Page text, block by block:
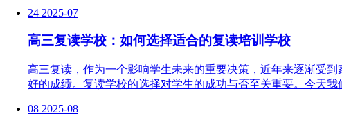
24 2025-07
高三复读学校：如何选择适合的复读培训学校
高三复读，作为一个影响学生未来的重要决策，近年来逐渐受
好的成绩。复读学校的选择对学生的成功与否至关重要。今天
08 2025-08